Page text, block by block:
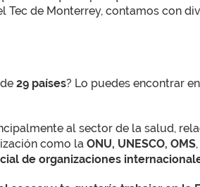
Tec de Monterrey, contamos con
29 países? Lo puedes encontrar
al sector de la salud,
como la ONU, UNESCO, OMS
de organizaciones